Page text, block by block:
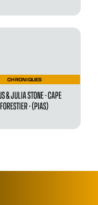
CHRONIQUES
& JULIA STONE - CAPE
FORESTIER - (PIAS)